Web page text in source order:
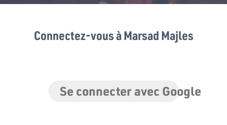
Connectez-vous à Marsad Majles
Se connecter avec Google